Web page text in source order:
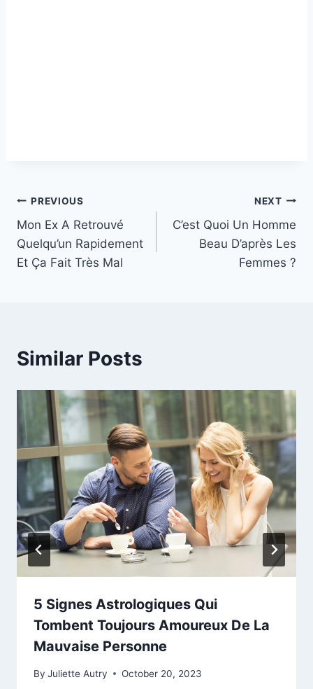
Post
navigation
PREVIOUS
Mon Ex A Retrouvé
Quelqu’un Rapidement
Et Ça Fait Très Mal
NEXT
C’est Quoi Un Homme
Beau D’après Les
Femmes ?
Similar Posts
5 Signes Astrologiques Qui
Tombent Toujours Amoureux De La
Mauvaise Personne
By Juliette Autry October 20, 2023